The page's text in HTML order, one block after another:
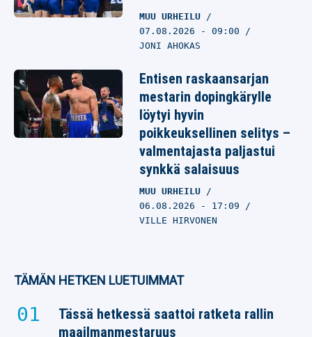
MUU URHEILU
07.08.2026 - 09:00
JONI AHOKAS
Entisen raskaansarjan
mestarin dopingkärylle
löytyi hyvin
poikkeuksellinen selitys –
valmentajasta paljastui
synkkä salaisuus
MUU URHEILU
06.08.2026 - 17:09
VILLE HIRVONEN
TÄMÄN HETKEN LUETUIMMAT
Tässä hetkessä saattoi ratketa rallin
maailmanmestaruus